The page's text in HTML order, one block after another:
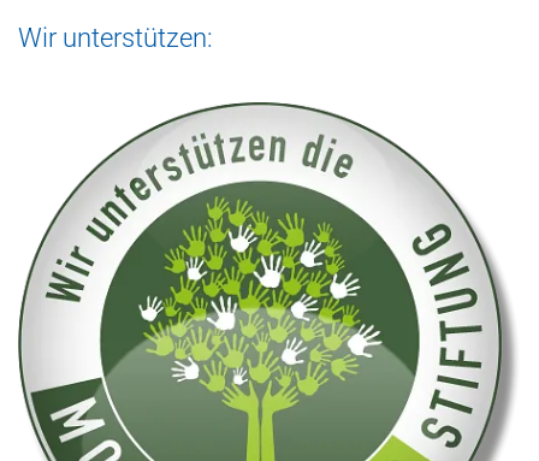
Wir unterstützen: